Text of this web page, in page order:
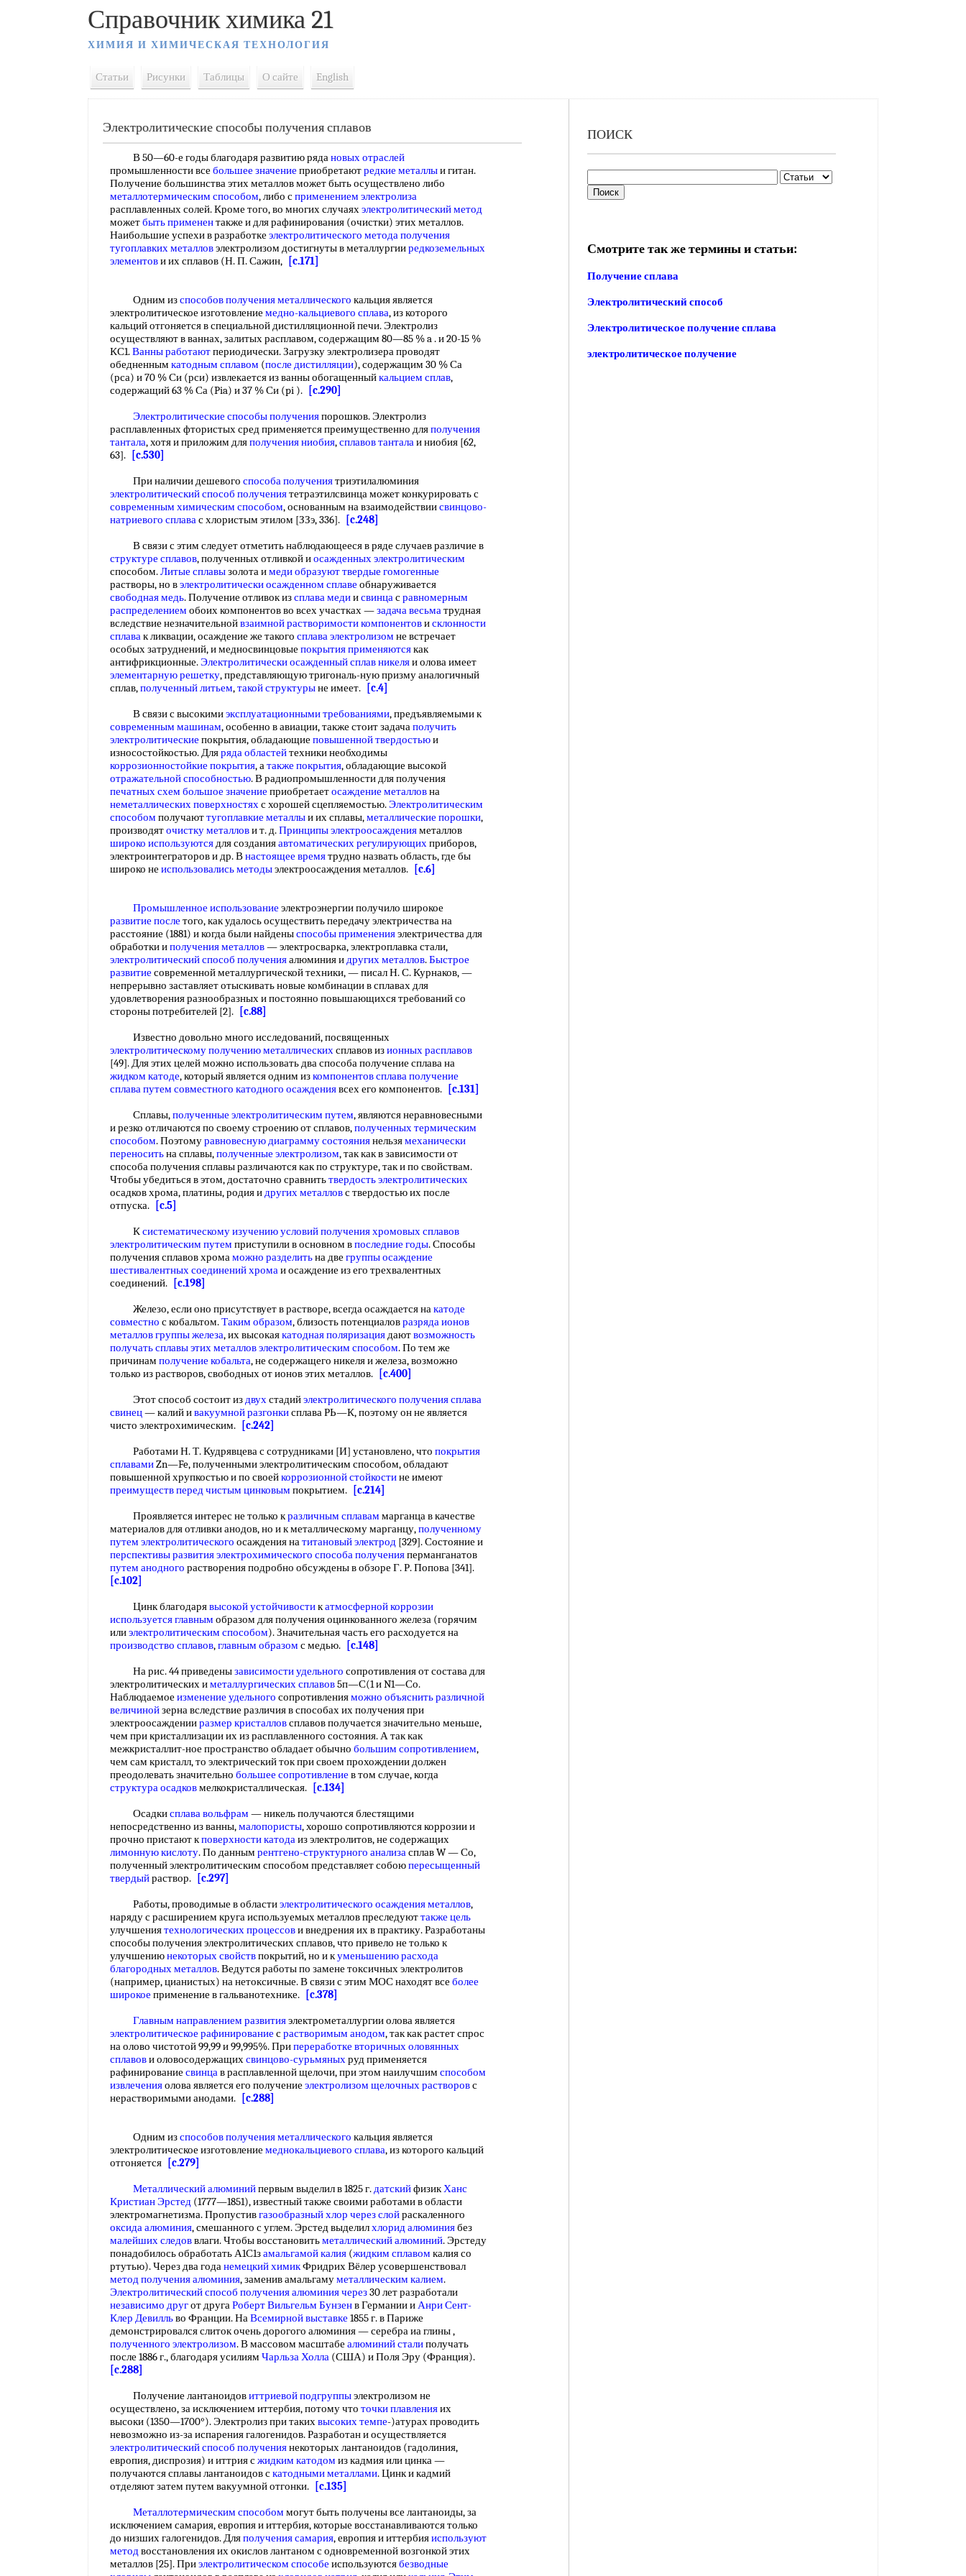
Справочник химика 21
ХИМИЯ И ХИМИЧЕСКАЯ ТЕХНОЛОГИЯ
Статьи Рисунки Таблицы О сайте English
Электролитические способы получения сплавов
В 50—60-е годы благодаря развитию рядановых отраслей
промышленности все большее значение приобретаютредкие металлыи гитан.
Получение большинства этих металлов может быть осуществлено либо
металлотермическим способом, либо сприменением электролиза
расплавленных солей. Кроме того, во многих случаяхэлектролитический метод
можетбыть применентакже и для рафинирования (очистки) этих металлов.
Наибольшие успехи в разработке электролитического метода получения
тугоплавких металловэлектролизом достигнуты в металлургииредкоземельных
элементови их сплавов (Н. П. Сажин, [c.171]
Одним изспособов получения металлического кальция является
электролитическое изготовление медно-кальциевого сплава, из которого
кальций отгоняется в специальной дистилляционной печи. Электролиз
осуществляют в ваннах, залитых расплавом, содержащим 80—85 % a . и 20-15 %
КС1.Ванны работаютпериодически. Загрузку электролизера проводят
обедненным катодным сплавом (после дистилляции), содержащим 30 % Са
(рса) и 70 % Си (рси) извлекается из ванны обогащенныйкальцием сплав,
содержащий 63 % Са (Pia) и 37 % Си (pi ).
[c.290]
Электролитические способы полученияпорошков. Электролиз
расплавленных фтористых сред применяется преимущественно дляполучения
тантала, хотя и приложим дляполучения ниобия,сплавов танталаи ниобия [62,
63].
[c.530]
При наличии дешевого способа получениятриэтилалюминия
электролитический способ получениятетраэтилсвинца может конкурировать с
современным химическим способом, основанным на взаимодействиисвинцово-
натриевого сплавас хлористым этилом [ЗЗэ, 336].
[c.248]
В связи с этим следует отметить наблюдающееся в ряде случаев различие в
структуре сплавов, полученных отливкой иосажденных электролитическим
способом.Литые сплавызолота имеди образуюттвердые гомогенные
растворы, но вэлектролитически осажденном сплаве обнаруживается
свободная медь. Получение отливок изсплава медиисвинцасравномерным
распределением обоих компонентов во всех участках —задача весьматрудная
вследствие незначительнойвзаимной растворимости компонентовисклонности
сплавак ликвации, осаждение же такого сплава электролизом не встречает
особых затруднений, и медносвинцовые покрытия применяютсякак
антифрикционные.Электролитически осажденный сплав никеляи олова имеет
элементарную решетку, представляющую тригональ-ную призму аналогичный
сплав,полученный литьем,такой структурыне имеет.
[c.4]
В связи с высокимиэксплуатационными требованиями, предъявляемыми к
современным машинам, особенно в авиации, также стоит задачаполучить
электролитические покрытия, обладающие повышенной твердостьюи
износостойкостью. Дляряда областейтехники необходимы
коррозионностойкие покрытия, атакже покрытия, обладающие высокой
отражательной способностью. В радиопромышленности для получения
печатных схем большое значение приобретаетосаждение металловна
неметаллических поверхностяхс хорошей сцепляемостью.Электролитическим
способом получаюттугоплавкие металлыи их сплавы,металлические порошки,
производяточистку металлови т. д.Принципы электроосажденияметаллов
широко используютсядля созданияавтоматических регулирующихприборов,
электроинтеграторов и др. Внастоящее времятрудно назвать область, где бы
широко не использовались методыэлектроосаждения металлов. [c.6]
Промышленное использование электроэнергии получило широкое
развитие после того, как удалось осуществить передачу электричества на
расстояние (1881) и когда были найденыспособы примененияэлектричества для
обработки иполучения металлов— электросварка, электроплавка стали,
электролитический способ полученияалюминия идругих металлов.Быстрое
развитие современной металлургической техники, — писал Н. С. Курнаков, —
непрерывно заставляет отыскивать новые комбинации в сплавах для
удовлетворения разнообразных и постоянно повышающихся требований со
стороны потребителей [2].
[c.88]
Известно довольно много исследований, посвященных
электролитическому получению металлическихсплавов изионных расплавов
[49]. Для этих целей можно использовать два способа получение сплава на
жидком катоде, который является одним изкомпонентов сплава получение
сплавапутем совместного катодного осаждениявсех его компонентов.
[c.131]
Сплавы,полученные электролитическим путем, являются неравновесными
и резко отличаются по своему строению от сплавов,полученных термическим
способом. Поэтомуравновесную диаграмму состояниянельзямеханически
переноситьна сплавы,полученные электролизом, так как в зависимости от
способа получения сплавы различаются как по структуре, так и по свойствам.
Чтобы убедиться в этом, достаточно сравнитьтвердость электролитических
осадков хрома, платины, родия идругих металловс твердостью их после
отпуска.
[c.5]
Ксистематическому изучениюусловий полученияхромовых сплавов
электролитическим путем приступили в основном впоследние годы. Способы
получения сплавов хромаможно разделитьна две группы осаждение
шестивалентных соединений хромаи осаждение из его трехвалентных
соединений.
[c.198]
Железо, если оно присутствует в растворе, всегда осаждается накатоде
совместно с кобальтом.Таким образом, близость потенциаловразряда ионов
металловгруппы железа, их высокаякатодная поляризациядаютвозможность
получатьсплавы этихметаллов электролитическим способом. По тем же
причинам получение кобальта, не содержащего никеля и железа, возможно
только из растворов, свободных от ионов этих металлов.
[c.400]
Этот способ состоит издвухстадийэлектролитического получения сплава
свинец— калий ивакуумной разгонкисплава РЬ—К, поэтому он не является
чисто электрохимическим.
[c.242]
Работами Н. Т. Кудрявцева с сотрудниками [И] установлено, что покрытия
сплавамиZn—Fe, полученными электролитическим способом, обладают
повышенной хрупкостью и по своейкоррозионной стойкостине имеют
преимуществ передчистым цинковым покрытием.
[c.214]
Проявляется интерес не только кразличным сплавам марганца в качестве
материалов для отливки анодов, но и к металлическому марганцу,полученному
путем электролитического осаждения натитановый электрод [329]. Состояние и
перспективы развитияэлектрохимического способа полученияперманганатов
путем анодного растворения подробно обсуждены в обзоре Г. Р. Попова [341].
[c.102]
Цинк благодарявысокой устойчивостикатмосферной коррозии
используется главным образом для получения оцинкованного железа (горячим
илиэлектролитическим способом). Значительная часть его расходуется на
производство сплавов,главным образом с медью.
[c.148]
На рис. 44 приведенызависимости удельного сопротивления от состава для
электролитических иметаллургических сплавов5п—С(1 и N1—Со.
Наблюдаемое изменение удельного сопротивленияможно объяснитьразличной
величинойзерна вследствие различия в способах их получения при
электроосажденииразмер кристалловсплавов получается значительно меньше,
чем при кристаллизации их из расплавленного состояния. А так как
межкристаллит-ное пространство обладает обычно большим сопротивлением,
чем сам кристалл, то электрический ток при своем прохождении должен
преодолевать значительно большее сопротивление в том случае, когда
структура осадковмелкокристаллическая.
[c.134]
Осадкисплава вольфрам — никель получаются блестящими
непосредственно из ванны,малопористы, хорошо сопротивляются коррозии и
прочно пристают кповерхности катодаиз электролитов, не содержащих
лимонную кислоту. По данным рентгено-структурного анализасплав W — Со,
полученный электролитическим способом представляет собоюпересыщенный
твердыйраствор.
[c.297]
Работы, проводимые в областиэлектролитического осаждения металлов,
наряду с расширением круга используемых металлов преследуюттакже цель
улучшениятехнологических процессови внедрения их в практику. Разработаны
способы получения электролитических сплавов, что привело не только к
улучшениюнекоторых свойствпокрытий, но и куменьшению расхода
благородных металлов. Ведутся работы по замене токсичных электролитов
(например, цианистых) на нетоксичные. В связи с этим МОС находят все более
широкое применение в гальванотехнике.
[c.378]
Главным направлением развитияэлектрометаллургии олова является
электролитическое рафинирование срастворимым анодом, так как растет спрос
на олово чистотой 99,99 и 99,995%. Припереработке вторичныхоловянных
сплавови оловосодержащихсвинцово-сурьмяныхруд применяется
рафинирование свинцав расплавленной щелочи, при этом наилучшим способом
извлеченияолова является его получение электролизом щелочных растворовс
нерастворимыми анодами.
[c.288]
Одним изспособов получения металлического кальция является
электролитическое изготовление меднокальциевого сплава, из которого кальций
отгоняется
[c.279]
Металлический алюминийпервым выделил в 1825 г.датскийфизикХанс
Кристиан Эрстед (1777—1851), известный также своими работами в области
электромагнетизма. Пропустивгазообразный хлор через слойраскаленного
оксида алюминия, смешанного с углем. Эрстед выделилхлорид алюминиябез
малейших следоввлаги. Чтобы восстановитьметаллический алюминий. Эрстеду
понадобилось обработать А1С1замальгамой калия (жидким сплавом калия со
ртутью). Через два годанемецкий химикФридрих Вёлер усовершенствовал
метод получения алюминия, заменив амальгамуметаллическим калием.
Электролитический способ полученияалюминия через30 лет разработали
независимо другот другаРоберт Вильгельм Бунзенв Германии иАнри Сент-
Клер Девилльво Франции. НаВсемирной выставке 1855 г. в Париже
демонстрировался слиток очень дорогого алюминия — серебра иа глины ,
полученного электролизом. В массовом масштабе алюминий сталиполучать
после 1886 г., благодаря усилиям Чарльза Холла (США) и Поля Эру (Франция).
[c.288]
Получение лантаноидовиттриевой подгруппыэлектролизом не
осуществлено, за исключением иттербия, потому что точки плавленияих
высоки (1350—1700°). Электролиз при такихвысоких темпе-)атурах проводить
невозможно из-за испарения галогенидов. Разработан и осуществляется
электролитический способ получениянекоторых лантаноидов (гадолиния,
европия, диспрозия) и иттрия сжидким катодом из кадмия или цинка —
получаются сплавы лантаноидов скатодными металлами. Цинк и кадмий
отделяют затем путем вакуумной отгонки.
[c.135]
Металлотермическим способом могут быть получены все лантаноиды, за
исключением самария, европия и иттербия, которые восстанавливаются только
до низших галогенидов. Дляполучения самария, европия и иттербияиспользуют
методвосстановления их окислов лантаном с одновременной возгонкой этих
металлов [25]. Приэлектролитическом способе используютсябезводные
ПОИСК
Смотрите так же термины и статьи:
Получение сплава
Электролитический способ
Электролитическое получение сплава
электролитическое получение